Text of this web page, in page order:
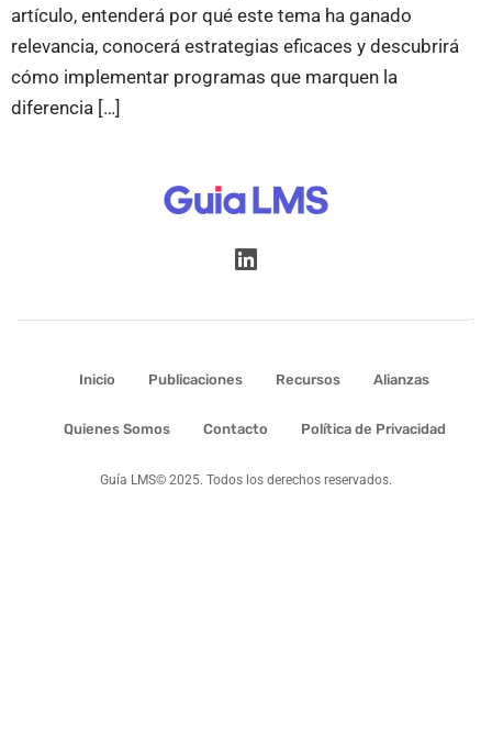
artículo, entenderá por qué este tema ha ganado
relevancia, conocerá estrategias eficaces y descubrirá
cómo implementar programas que marquen la
diferencia […]
Inicio Publicaciones Recursos Alianzas
Quienes Somos Contacto Política de Privacidad
Guía LMS© 2025. Todos los derechos reservados.